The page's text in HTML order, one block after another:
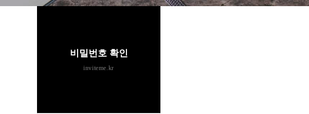
비밀번호 확인
inviteme.kr